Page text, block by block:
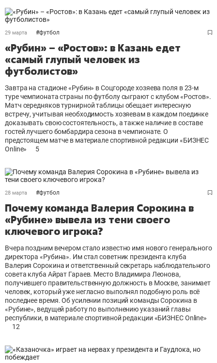
29 марта #футбол
«Рубин» – «Ростов»: в Казань едет
«самый глупый человек из
футболистов»
Завтра на стадионе «Рубин» в Соцгороде хозяева поля в 23-м
туре чемпионата страны по футболу сыграют с клубом «Ростов».
Матч середняков турнирной таблицы обещает интересную
встречу, учитывая необходимость хозяевам в каждом поединке
доказывать свою состоятельность, а также наличие в составе
гостей лучшего бомбардира сезона в чемпионате. О
предстоящем матче в материале спортивной редакции «БИЗНЕС
Online»
5
28 марта #футбол
Почему команда Валерия Сорокина в
«Рубине» вывела из тени своего
ключевого игрока?
Вчера поздним вечером стало известно имя нового генерального
директора «Рубина». Им стал советник президента клуба
Валерия Сорокина и ответственный секретарь наблюдательного
совета клуба Айрат Гараев. Место Владимира Леонова,
получившего правительственную должность в Москве, занимает
человек, который уже негласно выполнял подобную роль всё
последнее время. Об усилении позиций команды Сорокина в
«Рубине», ведущей работу по выполнению указаний главы
республики, в материале спортивной редакции «БИЗНЕС Online»
12